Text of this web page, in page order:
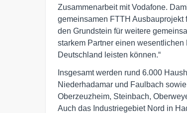
Zusammenarbeit mit Vodafone.
gemeinsamen FTTH Ausbauprojekt
den Grundstein für weitere
starkem Partner einen
Deutschland leisten können.“
Insgesamt werden rund 6.000
Niederhadamar und Faulbach
Oberzeuzheim, Steinbach,
Auch das Industriegebiet Nord in